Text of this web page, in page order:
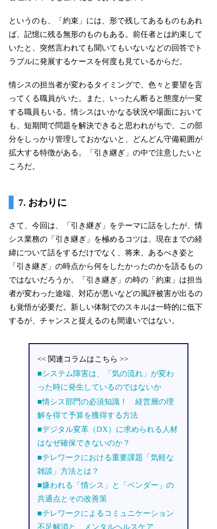
というのも、「約束」には、形で残してあるものもあれ
ば、記憶に残る無形のものもある。前任者とは約束して
いたと、突然言われても聞いてもいないなどの回答でト
ラブルに発展するケースを何度も見ているからだ。
情シスの担当者が変わるタイミングで、色々と要望を言
ってくる職員がいた。また、いったん断ると態度が一変
する職員もいる。情シスはいかなる状況や場面において
も、短期間で問題を解決できると思われがちで、この部
分をしっかり管理しておかないと、どんどん守備範囲が
拡大する特徴がある。「引き継ぎ」の中で注意したいと
ころだ。
7. おわりに
さて、今回は、「引き継ぎ」をテーマに話をしたが、情
シス業務の「引き継ぎ」を極めるコツは、現在までの経
緯について話をするだけでなく、将来、あるべき姿と
「引き継ぎ」の時点から何をしたかったのかを語るもの
ではないだろうか。「引き継ぎ」の時の「約束」は担当
者が変わった途端、対応が悪いなどの風評被害が出るの
も覚悟が必要だ。新しい体制でのスキルは一時的に低下
するが、チャンスと捉えるのも間違いではない。
<< 関連コラムはこちら >>
■システム障害は、「気の流れ」が変わ
った時に発生しているのではないか
■情シス部門の必須知識！ 経営層の理
解を得て予算を獲得する方法
■デジタル変革（DX）に求められる人材
はなぜ確保できないのか？
■テレワークにおける重要課題「気軽な
雑談」方法とは？
■嫌われる「情シス」と「ベンダー」の
共通点とその改善策
■テレワークによるコミュニケーション
不足解消と、メンタルヘルスケア